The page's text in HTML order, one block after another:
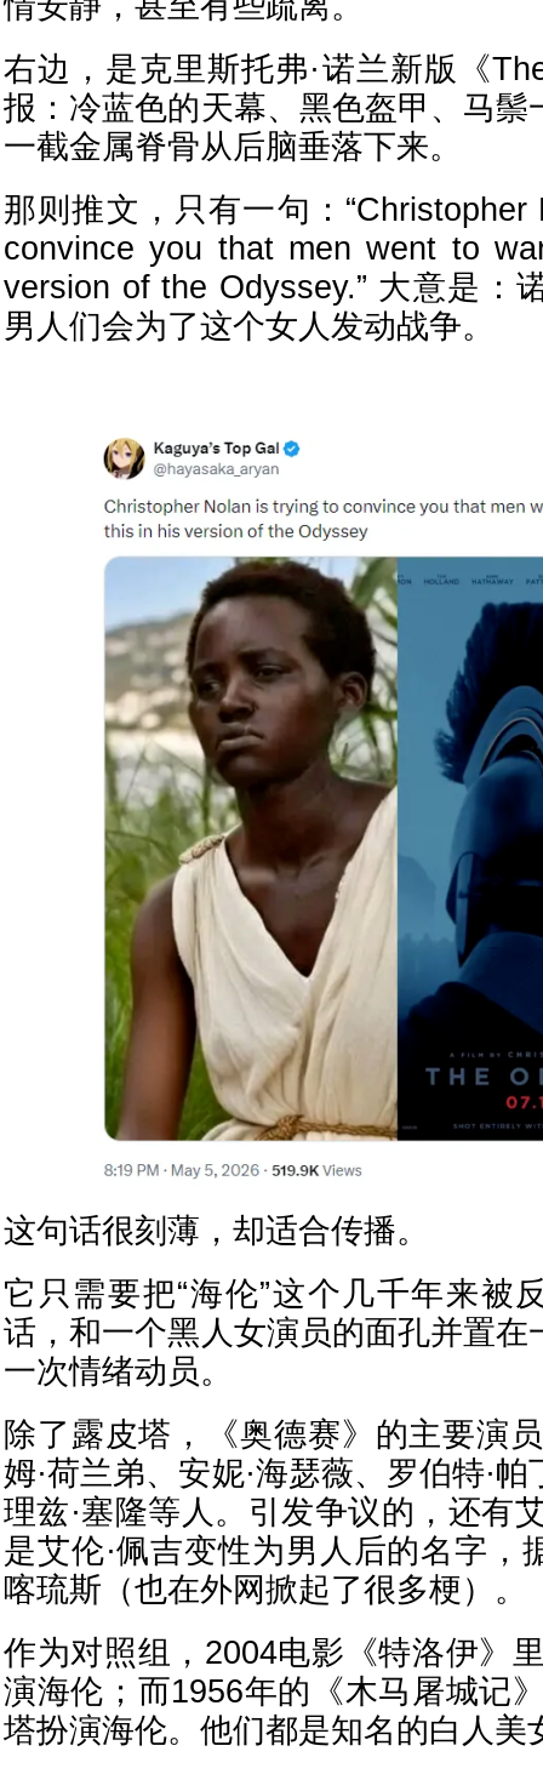
右边，是克里斯托弗·诺兰新版《
报：冷蓝色的天幕、黑色盔甲、马鬃
一截金属脊骨从后脑垂落下来。
那则推文，只有一句：
convince you that men went to
version of the Odyssey.” 大意是：
男人们会为了这个女人发动战争。
这句话很刻薄，却适合传播。
它只需要把“海伦”这个几千年来被
话，和一个黑人女演员的面孔并置在
一次情绪动员。
除了露皮塔，《奥德赛》的主要演
姆·荷兰弟、安妮·海瑟薇、罗伯特·
理兹·塞隆等人。引发争议的，还
是艾伦·佩吉变性为男人后的名字，
喀琉斯（也在外网掀起了很多梗）。
作为对照组，2004电影《特洛伊》
演海伦；而1956年的《木马屠城记
塔扮演海伦。他们都是知名的白人美